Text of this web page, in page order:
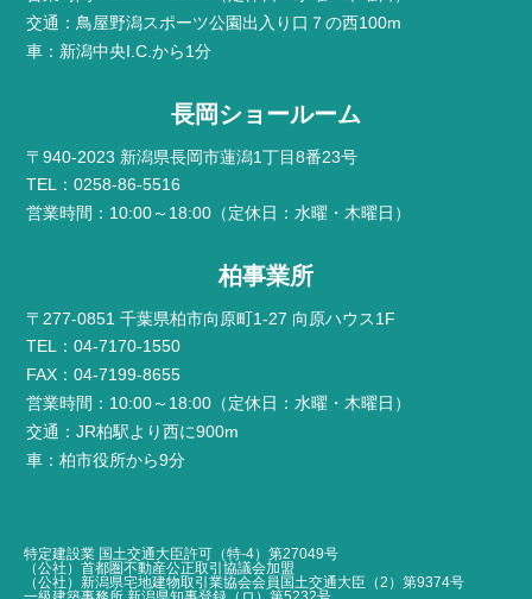
交通：鳥屋野潟スポーツ公園出入り口７の西100m
車：新潟中央I.C.から1分
長岡ショールーム
〒940-2023 新潟県長岡市蓮潟1丁目8番23号
TEL：0258-86-5516
営業時間：10:00～18:00（定休日：水曜・木曜日）
柏事業所
〒277-0851 千葉県柏市向原町1-27 向原ハウス1F
TEL：04-7170-1550
FAX：04-7199-8655
営業時間：10:00～18:00（定休日：水曜・木曜日）
交通：JR柏駅より西に900m
車：柏市役所から9分
特定建設業 国土交通大臣許可（特-4）第27049号
（公社）首都圏不動産公正取引協議会加盟
（公社）新潟県宅地建物取引業協会会員国土交通大臣（2）第9374号